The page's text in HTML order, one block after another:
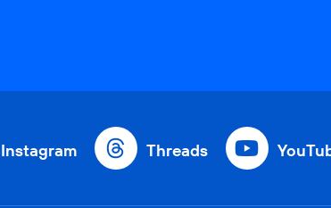
Instagram Threads